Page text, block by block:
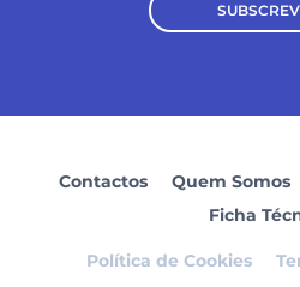
Contactos Quem Somos
Ficha
Política de Cookies